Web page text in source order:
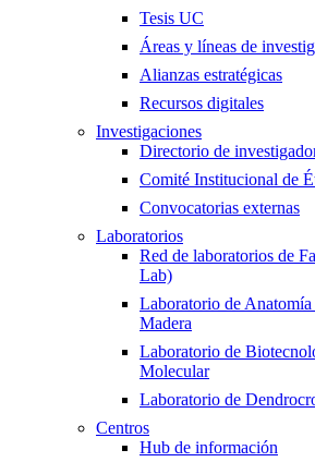
Tesis UC
Áreas y líneas de
Alianzas estratégicas
Recursos digitales
Investigaciones
Directorio de
Comité Institucional de
Convocatorias externas
Laboratorios
Red de laboratorios de
Lab)
Laboratorio de
Madera
Laboratorio de
Molecular
Laboratorio de
Centros
Hub de información